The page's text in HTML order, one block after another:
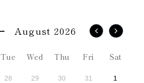
August 2026
Tue Wed Thu Fri Sat
28 29 30 31 1